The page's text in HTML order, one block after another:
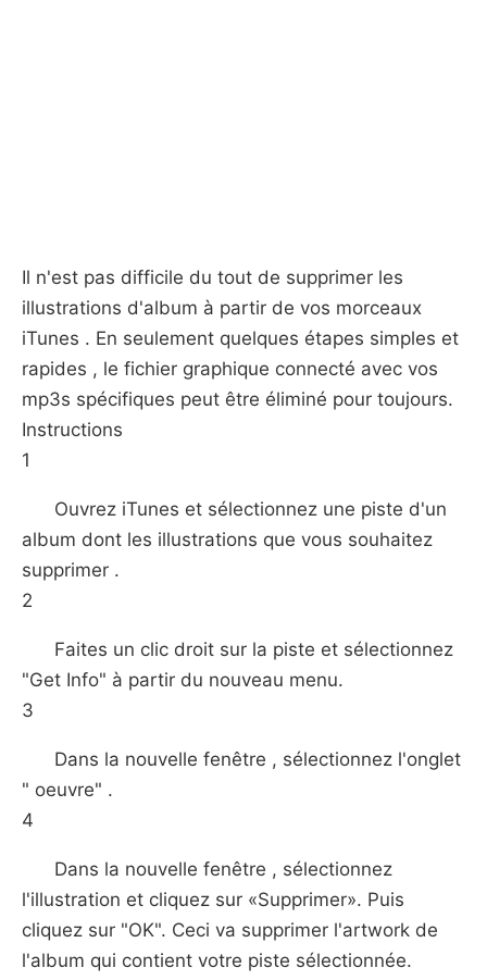
Il n'est pas difficile du tout de supprimer les
illustrations d'album à partir de vos morceaux
iTunes . En seulement quelques étapes simples et
rapides , le fichier graphique connecté avec vos
mp3s spécifiques peut être éliminé pour toujours.
Instructions
1
Ouvrez iTunes et sélectionnez une piste d'un
album dont les illustrations que vous souhaitez
supprimer .
2
Faites un clic droit sur ​​la piste et sélectionnez
"Get Info" à partir du nouveau menu.
3
Dans la nouvelle fenêtre , sélectionnez l'onglet
" oeuvre" .
4
Dans la nouvelle fenêtre , sélectionnez
l'illustration et cliquez sur «Supprimer». Puis
cliquez sur "OK". Ceci va supprimer l'artwork de
l'album qui contient votre piste sélectionnée.